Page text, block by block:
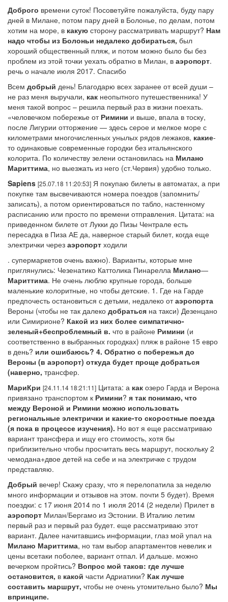
Доброго времени суток! Посоветуйте пожалуйста, буду пару
дней в Милане, потом пару дней в Болонье, по делам, потом
хотим на море, в какую сторону рассматривать маршрут? Нам
надо чтобы из Болоньи недалеко добираться, был
хороший общественный пляж, и потом можно было бы без
проблем из этой точки уехать обратно в Милан, в аэропорт.
речь о начале июля 2017. Спасибо
Всем добрый день! Благодарю всех заранее от всей души –
не раз меня выручали, как неопытного путешественника! У
меня такой вопрос – решила первый раз в жизни поехать.
«человечком побережье от Римини и выше, впала в тоску,
после Лигурии отторжение — здесь серое и мелкое море с
километрами многочисленных унылых рядов лежаков, какие-
то одинаковые современные городки без итальянского
колорита. По количеству зелени остановилась на Милано
Мариттима, но выезжать из него (ст.Червия) удобно только.
Sapiens [25.07.18 11:20:53] Я покупаю билеты в автоматах, а при
покупке там высвечиваются номера поездов (запомнить/
записать), а потом ориентироваться по табло, настенному
расписанию или просто по времени отправления. Цитата: на
приведенном билете от Лукки до Пизы Чентрале есть
пересадка в Пиза АЕ да, наверное старый билет, когда еще
электрички через аэропорт ходили
. супермаркетов очень важно). Варианты, которые мне
приглянулись: Чезенатико Каттолика Пинарелла Милано—
Мариттима. Не очень люблю крупные города, больше
маленькие колоритные, но чтобы детские. 1. Где на Гарде
предпочесть остановиться с детьми, недалеко отаэропорта
Вероны (чтобы не так далеко добраться на такси) Дезенцано
или Симирионе? Какой из них более симпатично-
зеленый+беспроблемный в. что в районе Римини (и
соответственно в выбранных городках) пляж в районе 15 евро
в день? или ошибаюсь? 4. Обратно с побережья до
Вероны (в аэропорт) откуда будет проще добраться
(наверно, трансфер.
МариКри [24.11.14 18:21:11] Цитата: а как озеро Гарда и Верона
привязано транспортом к Римини? я так понимаю, что
между Вероной и Римини можно использовать
региональные электрички и какие-то скоростные поезда
(я пока в процессе изучения). Но вот я еще рассматриваю
вариант трансфера и ищу его стоимость, хотя бы
приблизительно чтобы просчитать весь маршрут, поскольку 2
чемодана+двое детей на себе и на электричке с трудом
представляю.
Добрый вечер! Скажу сразу, что я перелопатила за неделю
много информации и отзывов на этом. почти 5 будет). Время
поездки: с 17 июня 2014 по 1 июля 2014 (2 недели) Прилет в
аэропорт Милан/Бергамо из Эстонии. В Италию летим
первый раз и первый раз будет. еще рассматриваю этот
вариант. Далее начитавшись информации, глаз мой упал на
Милано Мариттима, но там выбор апартаментов невелик и
цены всетаки поболее, вариант отпал. И дальше. можно
вечерком пройтись? Вопрос мой таков: где лучше
остановится, в какой части Адриатики? Как лучше
составить маршрут, чтобы не очень утомительно было? Мы
впринципе.